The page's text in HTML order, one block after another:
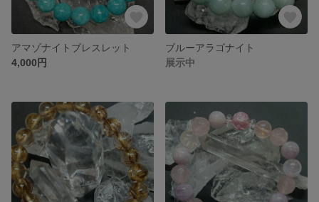
アマゾナイトブレスレット
4,000円
ブルーアラゴナイト
展示中